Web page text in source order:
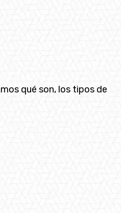
qué son, los tipos de